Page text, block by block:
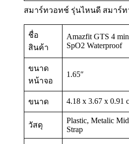
สมาร์ทวอทช์ รุ่นไหนดี สมาร์
ชื่อ
สินค้า
Amazfit GTS 4
SpO2 Waterproof
ขนาด
หน้าจอ
1.65″
ขนาด 4.18 x 3.67 x 0.91
วัสดุ
Plastic, Metalic
Strap